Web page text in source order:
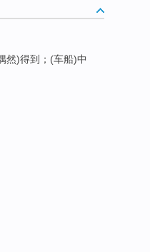
然)得到；(车船)中